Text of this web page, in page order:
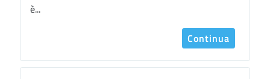
è...
Continua